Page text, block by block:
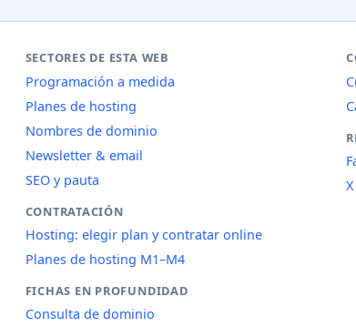
SECTORES DE ESTA WEB
Programación a medida
Planes de hosting
Nombres de dominio
Newsletter & email
SEO y pauta
CONTRATACIÓN
Hosting: elegir plan y contratar online
Planes de hosting M1–M4
FICHAS EN PROFUNDIDAD
Consulta de dominio
X